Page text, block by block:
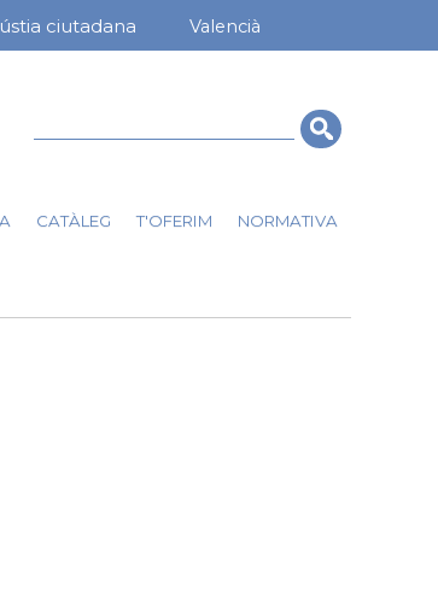
Valencià
ciutadana
CATÀLEG T'OFERIM NORMATIVA